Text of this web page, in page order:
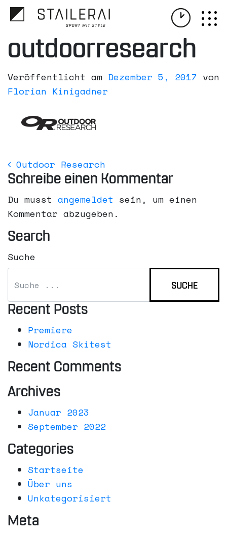
outdoorresearch
Veröffentlicht am Dezember 5, 2017 von
Florian Kinigadner
Beitrags- Navigation
Outdoor Research
Schreibe einen Kommentar
Du musst angemeldet sein, um einen
Kommentar abzugeben.
Search
Suche
Recent Posts
Premiere
Nordica Skitest
Recent Comments
Archives
Januar 2023
September 2022
Categories
Startseite
Über uns
Unkategorisiert
Meta